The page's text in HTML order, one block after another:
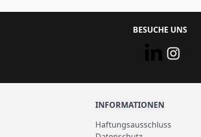
BESUCHE UNS
INFORMATIONEN
Haftungsausschluss